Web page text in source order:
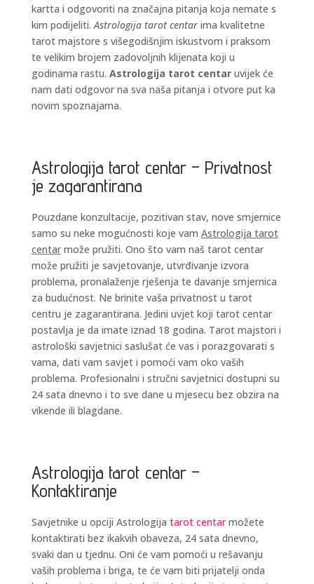
kartta i odgovoriti na značajna pitanja koja nemate s
kim podijeliti. Astrologija tarot centarima kvalitetne
tarot majstore s višegodišnjim iskustvom i praksom
te velikim brojem zadovoljnih klijenata koji u
godinama rastu. Astrologija tarot centaruvijek će
nam dati odgovor na sva naša pitanja i otvore put ka
novim spoznajama.
Astrologija tarot centar – Privatnost
je zagarantirana
Pouzdane konzultacije, pozitivan stav, nove smjernice
samo su neke mogućnosti koje vam Astrologija tarot
centarmože pružiti. Ono što vam naš tarot centar
može pružiti je savjetovanje, utvrđivanje izvora
problema, pronalaženje rješenja te davanje smjernica
za budućnost. Ne brinite vaša privatnost u tarot
centru je zagarantirana. Jedini uvjet koji tarot centar
postavlja je da imate iznad 18 godina. Tarot majstori i
astrološki savjetnici saslušat će vas i porazgovarati s
vama, dati vam savjet i pomoći vam oko vaših
problema. Profesionalni i stručni savjetnici dostupni su
24 sata dnevno i to sve dane u mjesecu bez obzira na
vikende ili blagdane.
Astrologija tarot centar –
Kontaktiranje
Savjetnike u opciji Astrologija tarot centarmožete
kontaktirati bez ikakvih obaveza, 24 sata dnevno,
svaki dan u tjednu. Oni će vam pomoći u rešavanju
vaših problema i briga, te će vam biti prijatelji onda